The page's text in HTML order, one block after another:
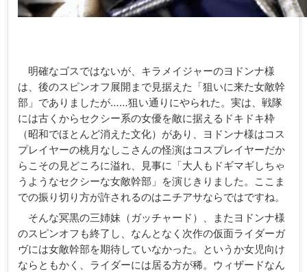
明確なゴスではないが、キラメイジャーのヨドンナ様
は、後のスピンオフ展開まで見据えた「狙いに来た女敵幹
部」でありましたが……狙い通りにやられた。実は、戦隊
には古くからセクシー系の女優を敵に据えるドキドキ枠
（昭和でほとんど消えた文化）があり、ヨドンナ様はコス
プレイヤーの桃月なしこさんの怪演はコスプレイヤーだか
らこその見どころに溢れ、見事に「大人もドギマギしちゃ
うようなセクシーな女敵幹部」を演じきりました。ここま
での振り切り方が許されるのはニチアサならではですね。
そんな冥黒の三姉妹（ガッチャード）、またヨドンナ様
のスピンオフも終了し、なんとなく次作の仮面ライダーガ
ヴには女敵幹部を期待していなかった。というか女児向け
ならともかく、ライダーには居る方が稀。ウィザードなん